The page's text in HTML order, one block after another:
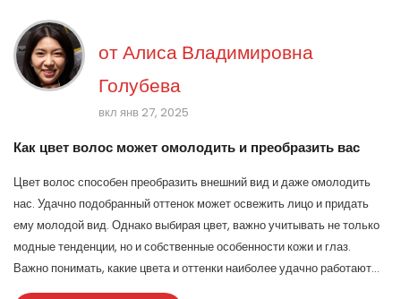
отАлиса Владимировна
Голубева
вкл янв 27, 2025
Как цвет волос может омолодить и преобразить вас
Цвет волос способен преобразить внешний вид и даже омолодить
нас. Удачно подобранный оттенок может освежить лицо и придать
ему молодой вид. Однако выбирая цвет, важно учитывать не только
модные тенденции, но и собственные особенности кожи и глаз.
Важно понимать, какие цвета и оттенки наиболее удачно работают
для создания молодого и свежего образа.